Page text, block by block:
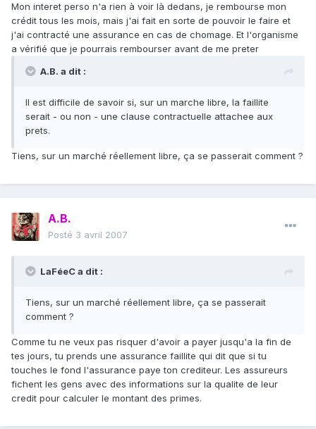
Mon interet perso n'a rien à voir là dedans, je rembourse mon
crédit tous les mois, mais j'ai fait en sorte de pouvoir le faire et
j'ai contracté une assurance en cas de chomage. Et l'organisme
a vérifié que je pourrais rembourser avant de me preter
A.B. a dit :
Il est difficile de savoir si, sur un marche libre, la faillite
serait - ou non - une clause contractuelle attachee aux
prets.
Tiens, sur un marché réellement libre, ça se passerait comment ?
A.B.
Posté 3 avril 2007
LaFéeC a dit :
Tiens, sur un marché réellement libre, ça se passerait
comment ?
Comme tu ne veux pas risquer d'avoir a payer jusqu'a la fin de
tes jours, tu prends une assurance faillite qui dit que si tu
touches le fond l'assurance paye ton crediteur. Les assureurs
fichent les gens avec des informations sur la qualite de leur
credit pour calculer le montant des primes.